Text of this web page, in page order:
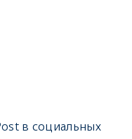
в социальных